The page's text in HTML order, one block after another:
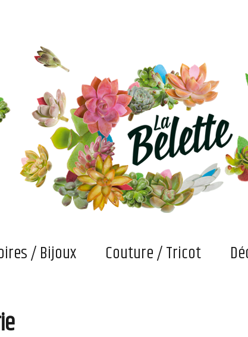
et enfants. Et puis des bricolages et confections "fait main" qui attendent maintenant
/ Bijoux Couture / Tricot